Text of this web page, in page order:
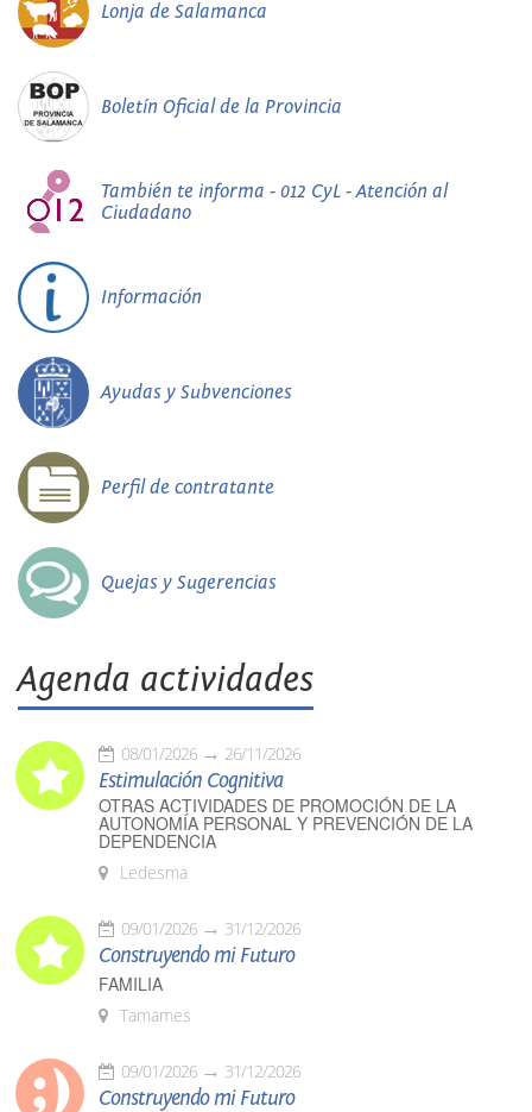
Lonja de Salamanca
Boletín Oficial de la Provincia
También te informa - 012 CyL - Atención al
Ciudadano
Información
Ayudas y Subvenciones
Perfil de contratante
Quejas y Sugerencias
Agenda actividades
08/01/2026 26/11/2026
Estimulación Cognitiva
OTRAS ACTIVIDADES DE PROMOCIÓN DE LA
AUTONOMÍA PERSONAL Y PREVENCIÓN DE LA
DEPENDENCIA
Ledesma
09/01/2026 31/12/2026
Construyendo mi Futuro
FAMILIA
Tamames
09/01/2026 31/12/2026
Construyendo mi Futuro